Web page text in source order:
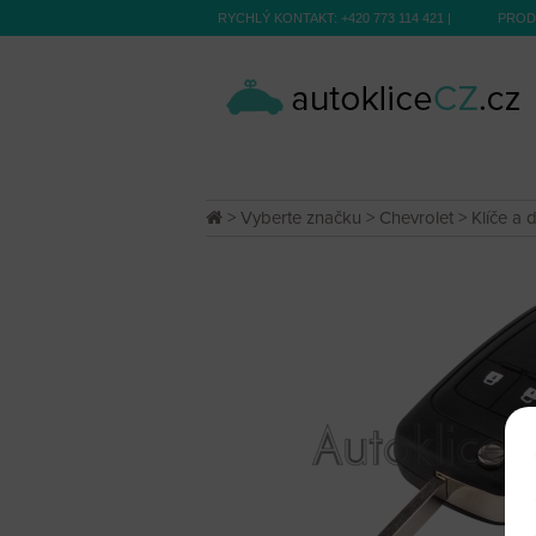
RYCHLÝ KONTAKT: +420 773 114 421 |
> Vyberte značku > Chevrolet > Klíče a